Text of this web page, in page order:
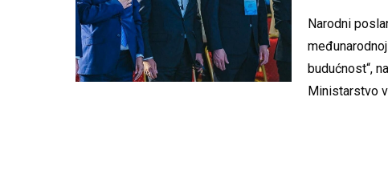
Narodni
budućnost“,
Ministarstvo